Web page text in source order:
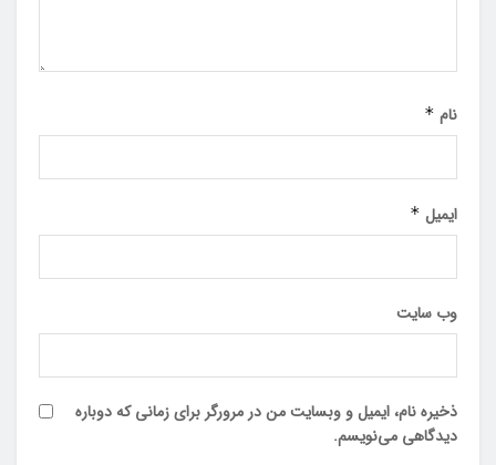
نام *
ایمیل *
وب‌ سایت
ذخیره نام، ایمیل و وبسایت من در مرورگر برای زمانی که دوباره
دیدگاهی می‌نویسم.